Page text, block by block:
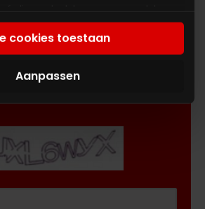
van hun services. U gaat
cookies als u onze website
cookies toestaan
Aanpassen
que vous voyez